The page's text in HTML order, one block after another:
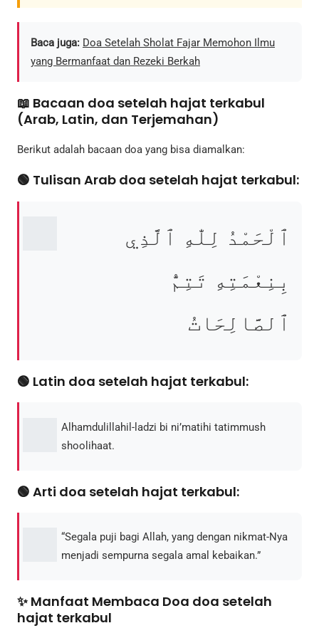
Baca juga: Doa Setelah Sholat Fajar Memohon Ilmu
yang Bermanfaat dan Rezeki Berkah
📖 Bacaan doa setelah hajat terkabul
(Arab, Latin, dan Terjemahan)
Berikut adalah bacaan doa yang bisa diamalkan:
🟢 Tulisan Arab doa setelah hajat terkabul:
ٱلْحَمْدُ لِلّٰهِ ٱلَّذِي
بِنِعْمَتِهِ تَتِمُّ
ٱلصَّالِحَاتُ
🟢 Latin doa setelah hajat terkabul:
Alhamdulillahil-ladzi bi ni’matihi tatimmush
shoolihaat.
🟢 Arti doa setelah hajat terkabul:
“Segala puji bagi Allah, yang dengan nikmat-Nya
menjadi sempurna segala amal kebaikan.”
✨ Manfaat Membaca Doa doa setelah
hajat terkabul